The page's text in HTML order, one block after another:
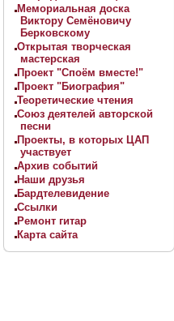
Мемориальная доска
Виктору Семёновичу
Берковскому
Открытая творческая
мастерская
Проект "Споём вместе!"
Проект "Биография"
Теоретические чтения
Союз деятелей авторской
песни
Проекты, в которых ЦАП
участвует
Архив событий
Наши друзья
Бардтелевидение
Ссылки
Ремонт гитар
Карта сайта